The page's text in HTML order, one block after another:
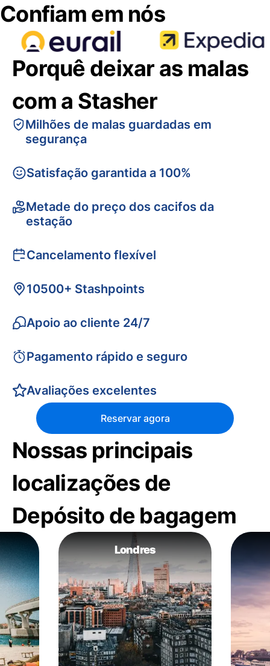
Confiam em nós
Porquê deixar as malas
com a Stasher
Milhões de malas guardadas em
segurança
Satisfação garantida a 100%
Metade do preço dos cacifos da
estação
Cancelamento flexível
10500+ Stashpoints
Apoio ao cliente 24/7
Pagamento rápido e seguro
Avaliações excelentes
Reservar agora
Nossas principais
localizações de
Depósito de bagagem
Londres